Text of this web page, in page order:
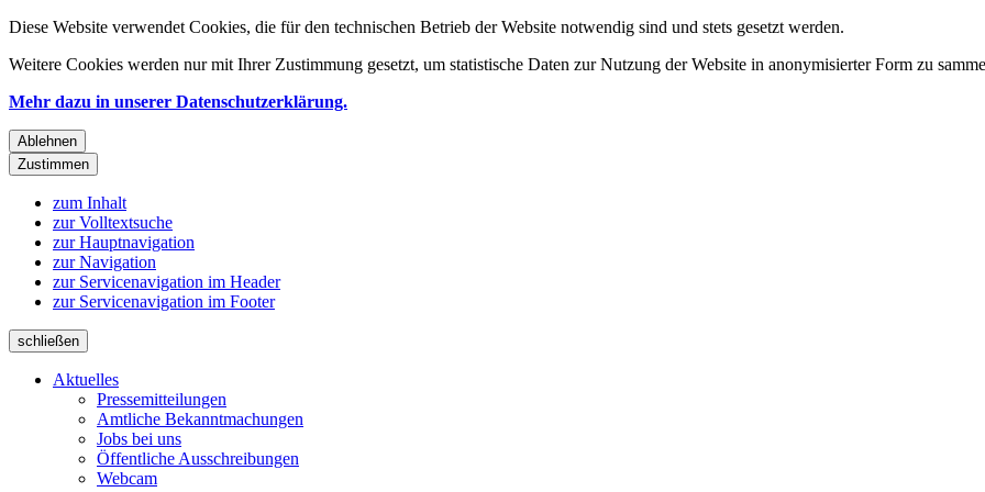
Diese Website verwendet Cookies, die für den technischen Betrieb der Website notwendig sind und stets gesetzt werden.
Weitere Cookies werden nur mit Ihrer Zustimmung gesetzt, um statistische Daten zur Nutzung der Website in anonymisierter Form zu
Mehr dazu in unserer Datenschutzerklärung.
Ablehnen
Zustimmen
zum Inhalt
zur Volltextsuche
zur Hauptnavigation
zur Navigation
zur Servicenavigation im Header
zur Servicenavigation im Footer
schließen
Aktuelles
Pressemitteilungen
Amtliche Bekanntmachungen
Jobs bei uns
Öffentliche Ausschreibungen
Webcam